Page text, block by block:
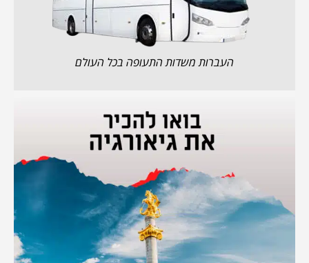
העברות משדות התעופה בכל העולם